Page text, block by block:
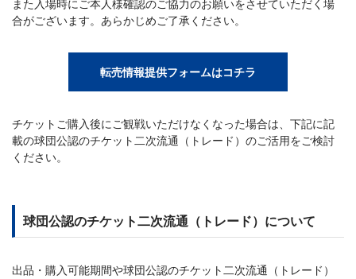
また入場時にご本人様確認のご協力のお願いをさせていただく場
合がございます。あらかじめご了承ください。
転売情報提供フォームはコチラ
チケットご購入後にご観戦いただけなくなった場合は、下記に記
載の球団公認のチケット二次流通（トレード）のご活用をご検討
ください。
球団公認のチケット二次流通（トレード）について
出品・購入可能期間や球団公認のチケット二次流通（トレード）